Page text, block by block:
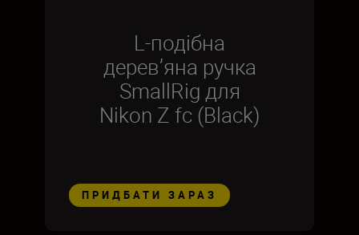
L-подібна
дерев’яна ручка
SmallRig для
Nikon Z fc (Black)
ПРИДБАТИ ЗАРАЗ